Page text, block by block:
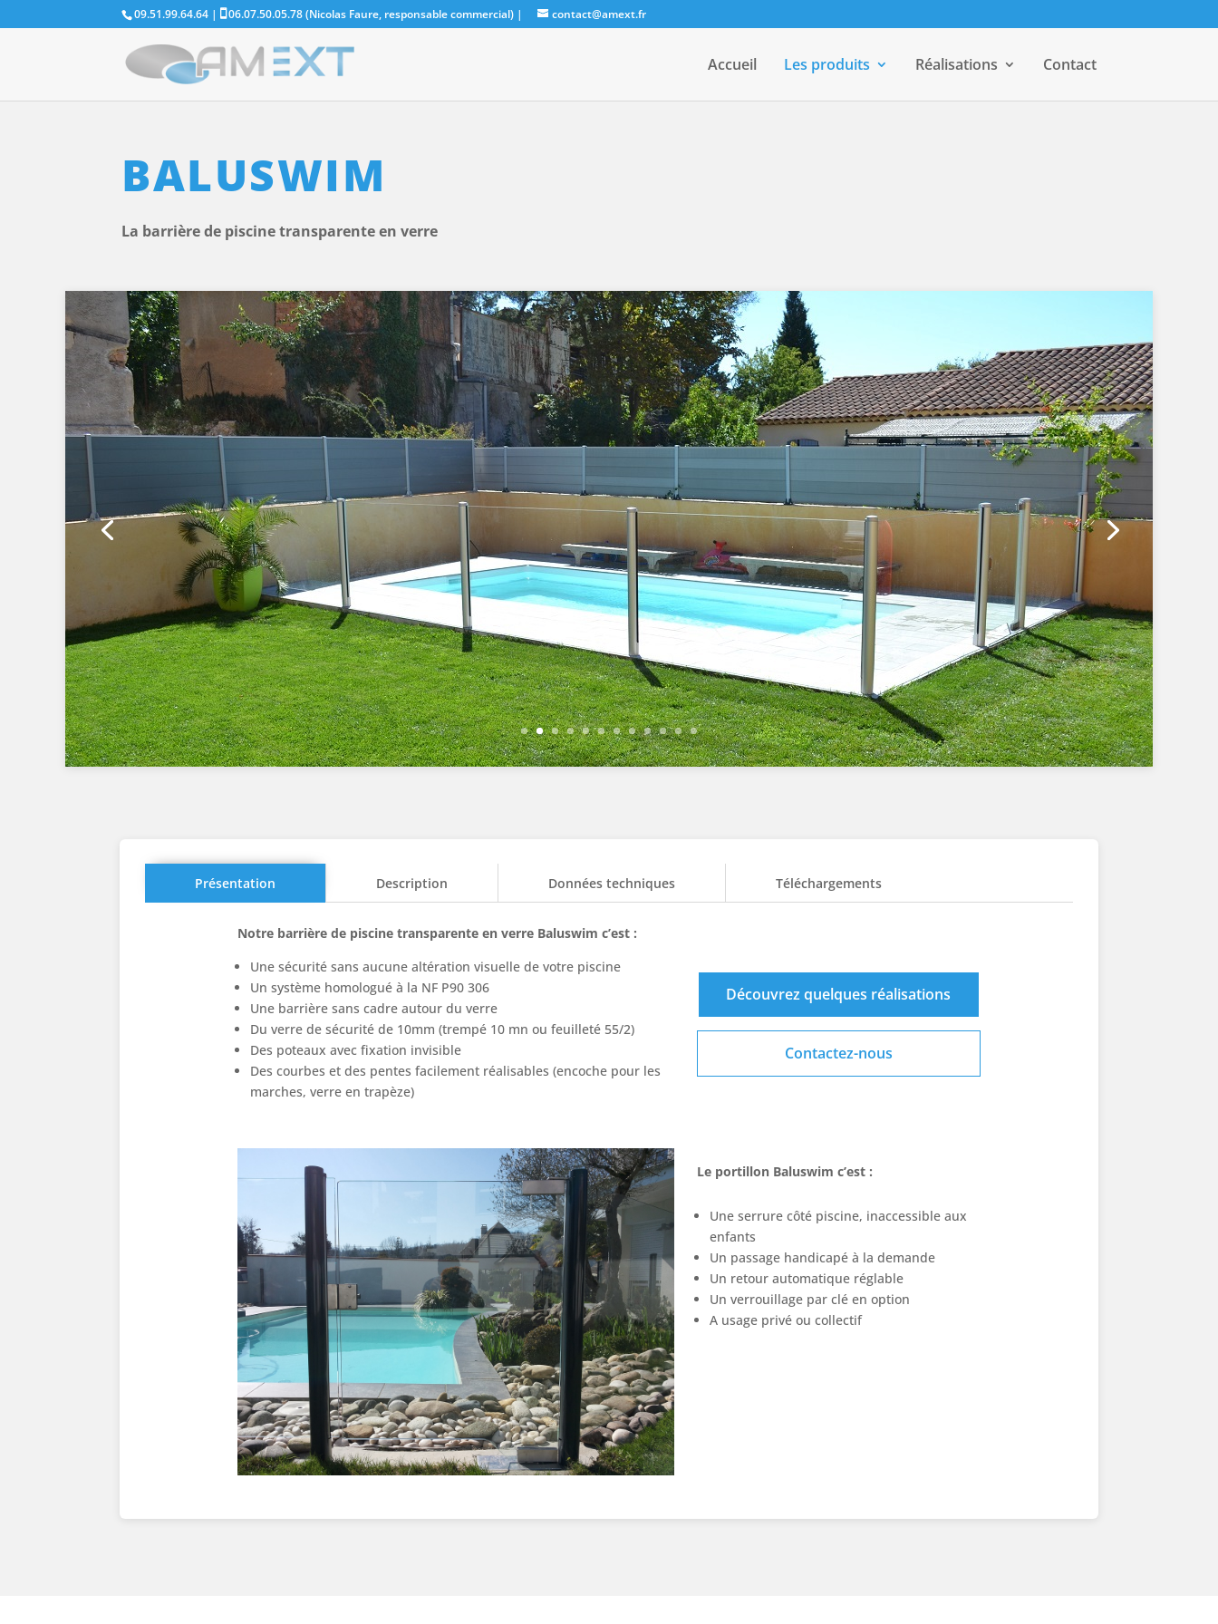
09.51.99.64.64 | 06.07.50.05.78 (Nicolas Faure, responsable commercial) | contact@amext.fr
Accueil Les produits Réalisations Contact
BALUSWIM
La barrière de piscine transparente en verre
Présentation Description Données techniques Téléchargements
Notre barrière de piscine transparente en verre Baluswim c’est :
Une sécurité sans aucune altération visuelle de votre piscine
Un système homologué à la NF P90 306
Une barrière sans cadre autour du verre
Du verre de sécurité de 10mm (trempé 10 mn ou feuilleté 55/2)
Des poteaux avec fixation invisible
Des courbes et des pentes facilement réalisables (encoche pour les
marches, verre en trapèze)
Découvrez quelques réalisations
Contactez-nous
Le portillon Baluswim c’est :
Une serrure côté piscine, inaccessible aux
enfants
Un passage handicapé à la demande
Un retour automatique réglable
Un verrouillage par clé en option
A usage privé ou collectif